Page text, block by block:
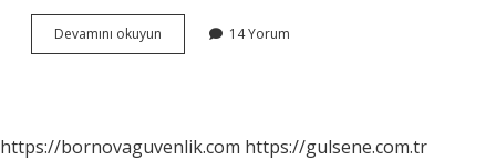
Devamını okuyun
Bilgisayar
14 Yorum
https://bornovaguvenlik.com https://gulsene.com.tr